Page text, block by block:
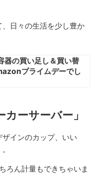
日々の生活を少し豊か
器の買い足し＆買い替
プライムデーでし
ーサーバー」
インのカップ、いい
ろん計量もできちゃいま